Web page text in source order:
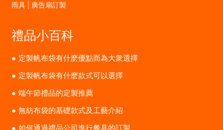
雨具 | 廣告扇訂製
禮品小百科
定製帆布袋有什麽優點而為大衆選擇
定製帆布袋有什麽款式可以選擇
端午節禮品的定製推薦
無紡布袋的基礎款式及工藝介紹
如何通過禮品公司進行餐具的訂製